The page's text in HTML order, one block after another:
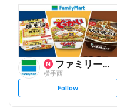
l
o
w
ファミリーマート
横手西
s
t
Follow